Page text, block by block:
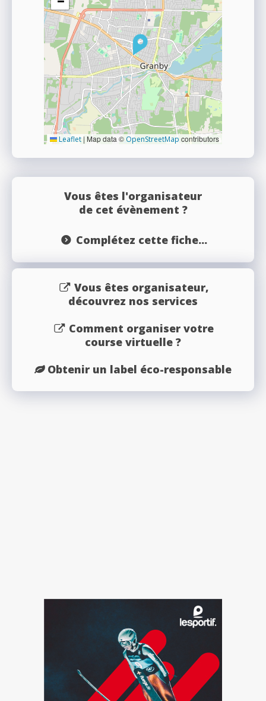
Leaflet | Map data © OpenStreetMap contributors
Vous êtes l'organisateur
de cet évènement ?
Complétez cette fiche...
Vous êtes organisateur,
découvrez nos services
Comment organiser votre
course virtuelle ?
Obtenir un label éco-responsable